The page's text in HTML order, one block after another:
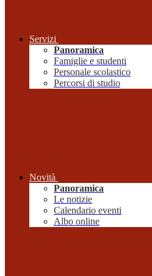
Servizi
Panoramica
Famiglie e studenti
Personale scolastico
Percorsi di studio
Novità
Panoramica
Le notizie
Calendario eventi
Albo online